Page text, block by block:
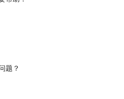
题？